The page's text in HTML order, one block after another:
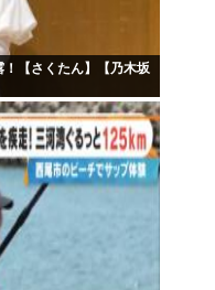
！【さくたん】【乃木坂